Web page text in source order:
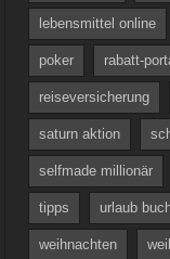
lebensmittel online
poker rabatt-
reiseversicherung
saturn aktion
selfmade millionär
tipps urlaub
weihnachten